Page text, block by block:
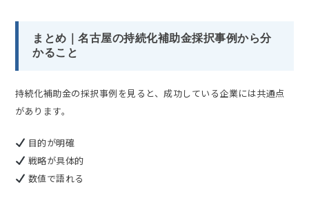
まとめ｜名古屋の持続化補助金採択事例から分
かること
持続化補助金の採択事例を見ると、成功している企業には共通点
があります。
目的が明確
戦略が具体的
数値で語れる